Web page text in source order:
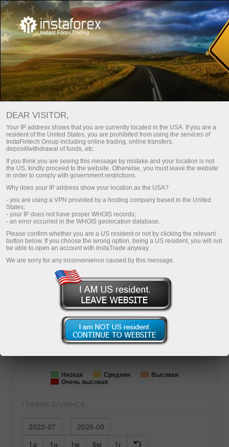
МОНИТОРИНГ СЧЕТА 51182058 -
TETA 0002
Простой
СЧЕТ ПРОЕКТ
ТИП СЧЕТА
ПАММ PIP
ЗАРЕГИСТРИРОВАН
1486
дней
Инвестирование
БАЛАНС
50517.66
СРЕДСТВА
54694.81
СУММАРНАЯ ПРИБЫЛЬ
АГРЕССИВНОСТЬ ТОРГОВЛИ
Низкая Средняя
Высокая
Очень высокая
ГРАФИК БАЛАНСА
1д 1н 1м 6м 1г
DEAR VISITOR,
Your IP address shows that you are currently located in the USA. If you are a
resident of the United States, you are prohibited from using the services of
InstaFintech Group including online trading, online transfers,
deposit/withdrawal of funds, etc.
If you think you are seeing this message by mistake and your location is not
the US, kindly proceed to the website. Otherwise, you must leave the website
in order to comply with government restrictions.
Why does your IP address show your location as the USA?
- you are using a VPN provided by a hosting company based in the United
States;
- your IP does not have proper WHOIS records;
- an error occurred in the WHOIS geolocation database.
Please confirm whether you are a US resident or not by clicking the relevant
button below. If you choose the wrong option, being a US resident, you will not
be able to open an account with InstaTrade anyway.
We are sorry for any inconvenience caused by this message.